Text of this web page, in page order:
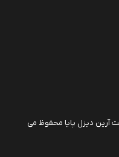
آرین دیزل پایا محفوظ می